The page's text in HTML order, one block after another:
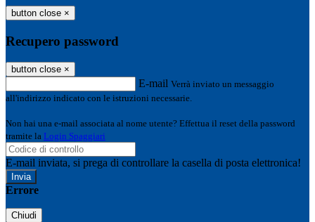
button close ×
Recupero password
button close ×
E-mail Verrà inviato un messaggio
all'indirizzo indicato con le istruzioni necessarie.
Non hai una e-mail associata al nome utente? Effettua il reset della password
tramite la Login Spaggiari
E-mail inviata, si prega di controllare la casella di posta elettronica!
Errore
Chiudi